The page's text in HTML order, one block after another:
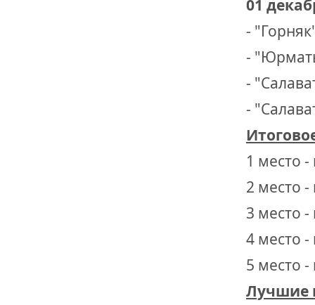
МЕМОРИАЛ
РОССИИ
01
-
-
-
-
1 место
2 место
3 место
4 место
5 место
Лучшие